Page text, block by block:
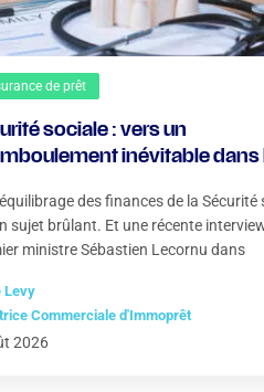
de prêt
sociale : vers un
inévitable dans
des finances de la Sécurité
sujet brûlant. Et une récente
ministre Sébastien Lecornu dans
Levy
Commerciale d'Immoprêt
2026